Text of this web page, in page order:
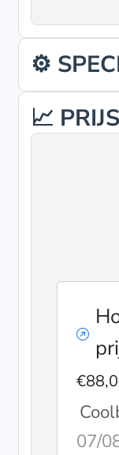
⚙️
📈
07/